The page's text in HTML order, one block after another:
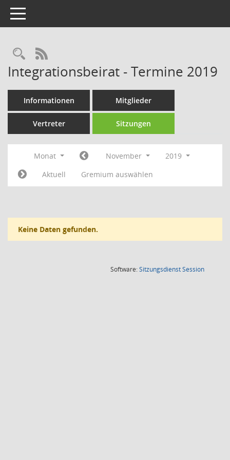
Toggle navigation
Rechercheauswahl
RSS-Feed
Integrationsbeirat - Termine 2019
Informationen Mitglieder
Vertreter Sitzungen
Monat November
2019
Aktuell
Gremium auswählen
Keine Daten gefunden.
Software:SitzungsdienstSession(Wird in